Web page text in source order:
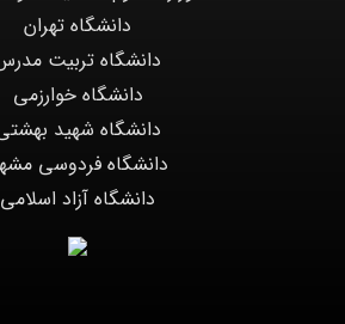
دانشگاه تهران
دانشگاه تربیت
دانشگاه خوارزمی
دانشگاه شهید
دانشگاه فردوسی
دانشگاه آزاد اسلامی